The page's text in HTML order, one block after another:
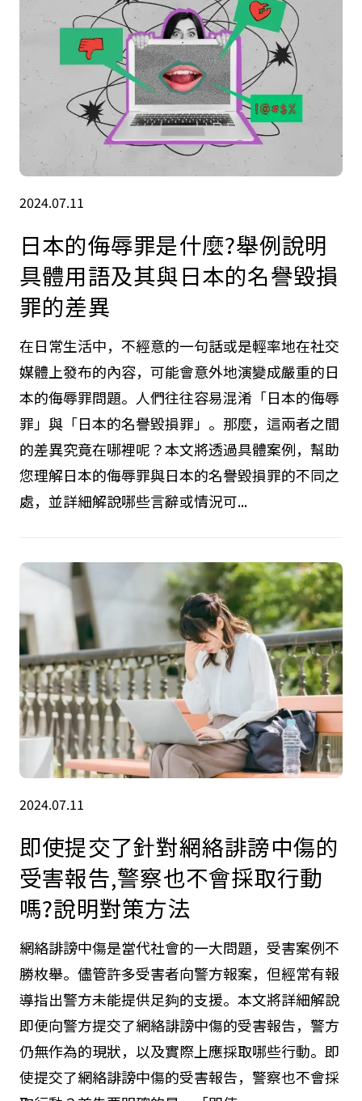
2024.07.11
日本的侮辱罪是什麼?舉例說明
具體用語及其與日本的名譽毀損
罪的差異
在日常生活中，不經意的一句話或是輕率地在社交
媒體上發布的內容，可能會意外地演變成嚴重的日
本的侮辱罪問題。人們往往容易混淆「日本的侮辱
罪」與「日本的名譽毀損罪」。那麼，這兩者之間
的差異究竟在哪裡呢？本文將透過具體案例，幫助
您理解日本的侮辱罪與日本的名譽毀損罪的不同之
處，並詳細解說哪些言辭或情況可...
2024.07.11
即使提交了針對網絡誹謗中傷的
受害報告,警察也不會採取行動
嗎?說明對策方法
網絡誹謗中傷是當代社會的一大問題，受害案例不
勝枚舉。儘管許多受害者向警方報案，但經常有報
導指出警方未能提供足夠的支援。本文將詳細解說
即便向警方提交了網絡誹謗中傷的受害報告，警方
仍無作為的現狀，以及實際上應採取哪些行動。即
使提交了網絡誹謗中傷的受害報告，警察也不會採